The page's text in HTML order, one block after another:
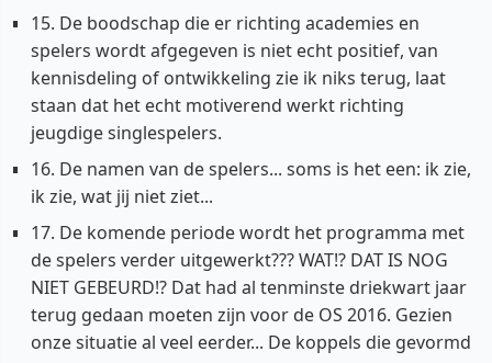
15. De boodschap die er richting academies en
spelers wordt afgegeven is niet echt positief, van
kennisdeling of ontwikkeling zie ik niks terug, laat
staan dat het echt motiverend werkt richting
jeugdige singlespelers.
16. De namen van de spelers... soms is het een: ik zie,
ik zie, wat jij niet ziet...
17. De komende periode wordt het programma met
de spelers verder uitgewerkt??? WAT!? DAT IS NOG
NIET GEBEURD!? Dat had al tenminste driekwart jaar
terug gedaan moeten zijn voor de OS 2016. Gezien
onze situatie al veel eerder... De koppels die gevormd